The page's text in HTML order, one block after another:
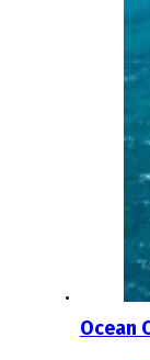
Ocean